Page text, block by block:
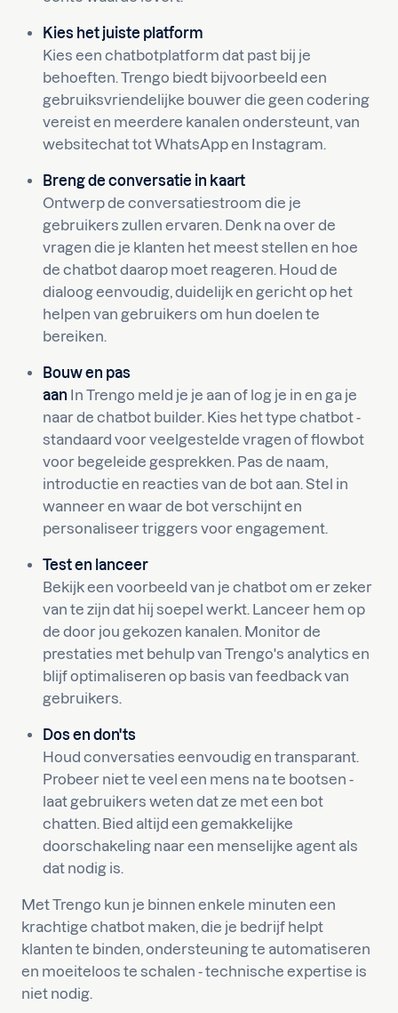
Kies het juiste platform
Kies een chatbotplatform dat past bij je
behoeften. Trengo biedt bijvoorbeeld een
gebruiksvriendelijke bouwer die geen codering
vereist en meerdere kanalen ondersteunt, van
websitechat tot WhatsApp en Instagram.
Breng de conversatie in kaart
Ontwerp de conversatiestroom die je
gebruikers zullen ervaren. Denk na over de
vragen die je klanten het meest stellen en hoe
de chatbot daarop moet reageren. Houd de
dialoog eenvoudig, duidelijk en gericht op het
helpen van gebruikers om hun doelen te
bereiken.
Bouw en pas
aan In Trengo meld je je aan of log je in en ga je
naar de chatbot builder. Kies het type chatbot -
standaard voor veelgestelde vragen of flowbot
voor begeleide gesprekken. Pas de naam,
introductie en reacties van de bot aan. Stel in
wanneer en waar de bot verschijnt en
personaliseer triggers voor engagement.
Test en lanceer
Bekijk een voorbeeld van je chatbot om er zeker
van te zijn dat hij soepel werkt. Lanceer hem op
de door jou gekozen kanalen. Monitor de
prestaties met behulp van Trengo's analytics en
blijf optimaliseren op basis van feedback van
gebruikers.
Dos en don'ts
Houd conversaties eenvoudig en transparant.
Probeer niet te veel een mens na te bootsen -
laat gebruikers weten dat ze met een bot
chatten. Bied altijd een gemakkelijke
doorschakeling naar een menselijke agent als
dat nodig is.
Met Trengo kun je binnen enkele minuten een
krachtige chatbot maken, die je bedrijf helpt
klanten te binden, ondersteuning te automatiseren
en moeiteloos te schalen - technische expertise is
niet nodig.